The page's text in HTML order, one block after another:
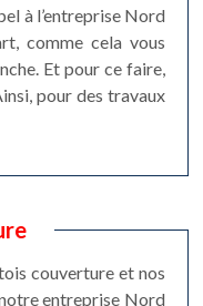
à l’entreprise Nord
comme cela vous
Et pour ce faire,
pour des travaux
couverture et nos
entreprise Nord